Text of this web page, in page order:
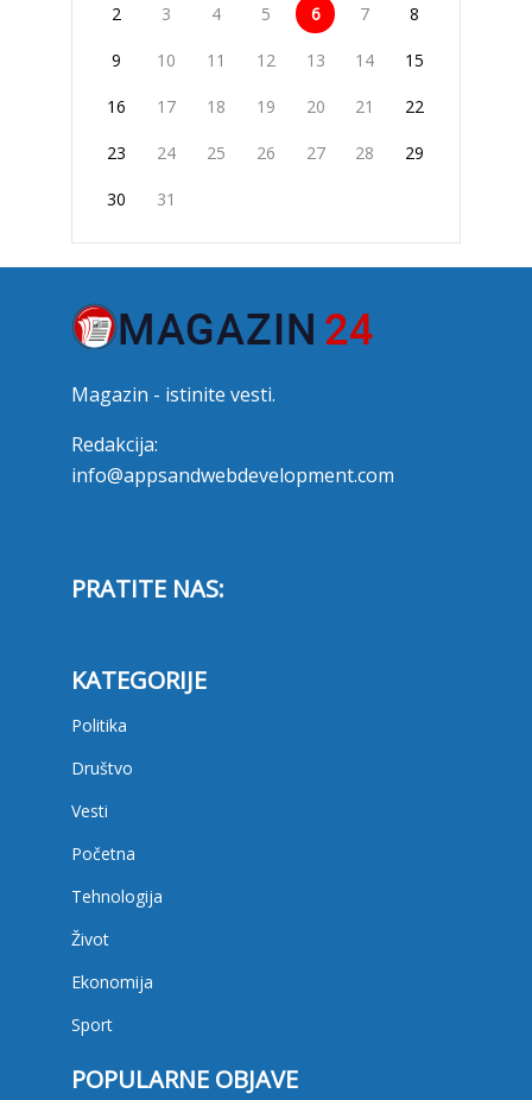
2 3 4 5 6 7 8
9 10 11 12 13 14 15
16 17 18 19 20 21 22
23 24 25 26 27 28 29
30 31
Magazin - istinite vesti.
Redakcija:
info@appsandwebdevelopment.com
PRATITE NAS:
KATEGORIJE
Politika
Društvo
Vesti
Početna
Tehnologija
Život
Ekonomija
Sport
POPULARNE OBJAVE